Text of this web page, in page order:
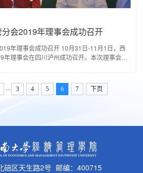
会2019年理事会成功召开
年理事会成功召开 10月31日-11月1日，西
理事会在四川泸州成功召开。本次理事会旨
... 3 4 5 6 7 下页
碚区天生路2号 邮编：400715